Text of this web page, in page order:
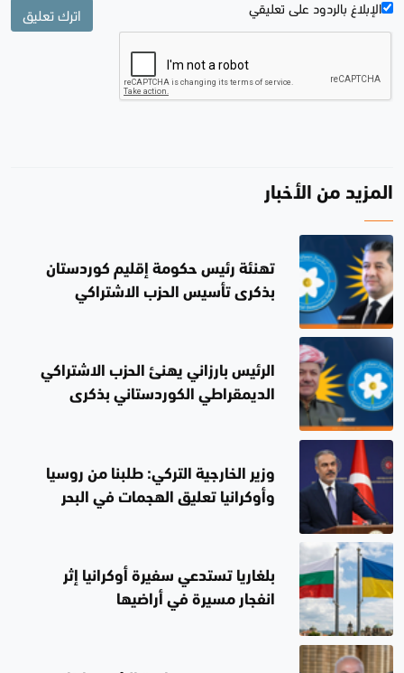
الإبلاغ بالردود علی تعليقي اترك تعليق
المزيد من الأخبار
تهنئة رئيس حكومة إقليم كوردستان
بذكرى تأسيس الحزب الاشتراكي
الرئيس بارزاني يهنئ الحزب الاشتراكي
الديمقراطي الكوردستاني بذكرى
وزير الخارجية التركي: طلبنا من روسيا
وأوكرانيا تعليق الهجمات في البحر
بلغاريا تستدعي سفيرة أوكرانيا إثر
انفجار مسيرة في أراضيها